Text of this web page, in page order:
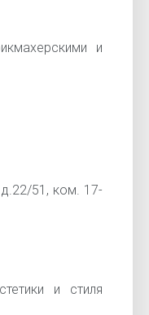
и
51, ком. 17-
и стиля